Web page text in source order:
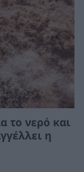
το νερό και
η